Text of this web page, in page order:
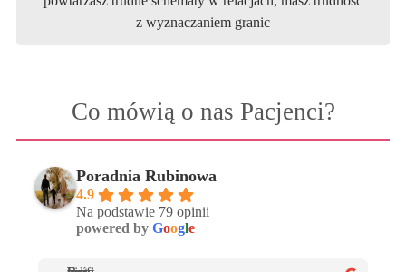
z wyznaczaniem granic
Co mówią o nas Pacjenci?
Poradnia Rubinowa
4.9
Na podstawie 79 opinii
powered by Google